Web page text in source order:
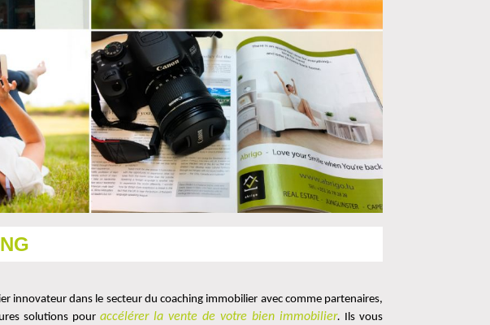
innovateur dans le secteur du coaching immobilier avec comme partenaires,
solutions pour accélérer la vente de votre bien immobilier. Ils vous